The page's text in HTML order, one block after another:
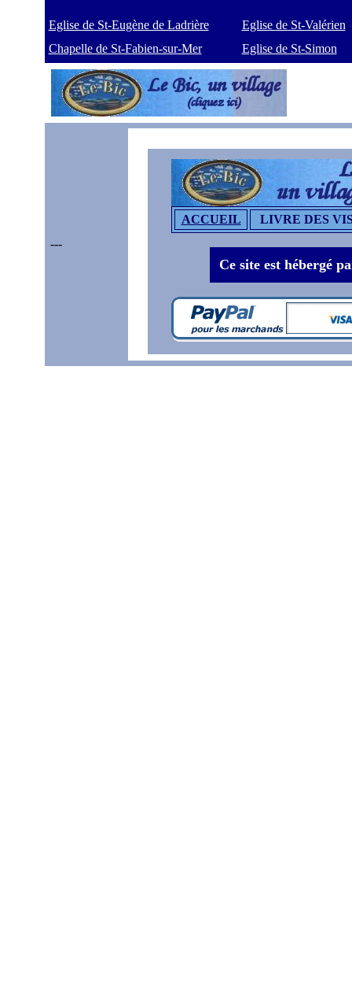
Eglise de St-Eugène de Ladrière
Eglise de St-Valérien
Chapelle de St-Fabien-sur-Mer
Eglise de St-Simon
---
ACCUEIL LIVRE DES
Ce site est hébergé